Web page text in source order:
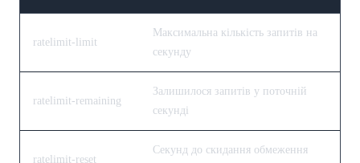
ratelimit-limit
Максимальна кількість запитів на
секунду
ratelimit-remaining
Залишилося запитів у поточній
секунді
ratelimit-reset
Секунд до скидання обмеження